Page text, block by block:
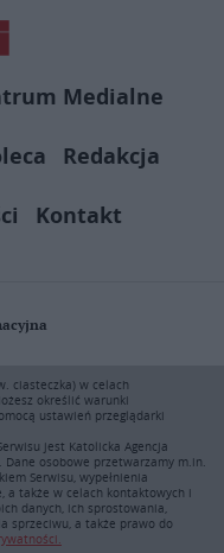
Medialne
Redakcja
Kontakt
mogą pobierać
www.ekai.pl
rozpowszechnianie
(także framing i in.
zgody KAI zabronione i
ochronie baz danych i
wszelkich
ciasteczka) w celach
określić warunki
ustawień przeglądarki
jest Katolicka Agencja
Dane osobowe przetwarzamy m.in.
Serwisu, wypełnienia
a także w celach kontaktowych i
danych, ich sprostowania,
sprzeciwu, a także prawo do